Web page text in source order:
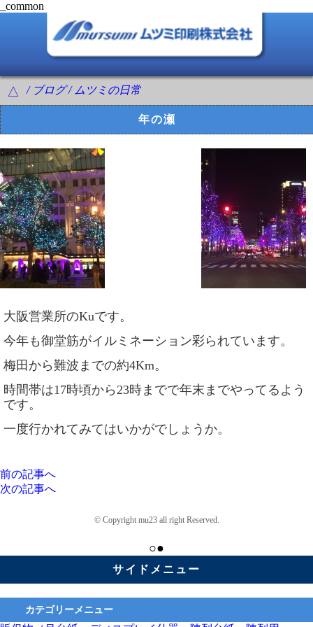
_common
△ / ブログ / ムツミの日常
年の瀬
大阪営業所のKuです。
今年も御堂筋がイルミネーション彩られています。
梅田から難波までの約4Km。
時間帯は17時頃から23時までで年末までやってるよう
です。
一度行かれてみてはいかがでしょうか。
前の記事へ
次の記事へ
© Copyright mu23 all right Reserved.
○●
サイドメニュー
カテゴリーメニュー